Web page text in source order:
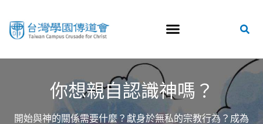
你想親自認識神嗎？
開始與神的關係需要什麼？獻身於無私的宗教行為？成為